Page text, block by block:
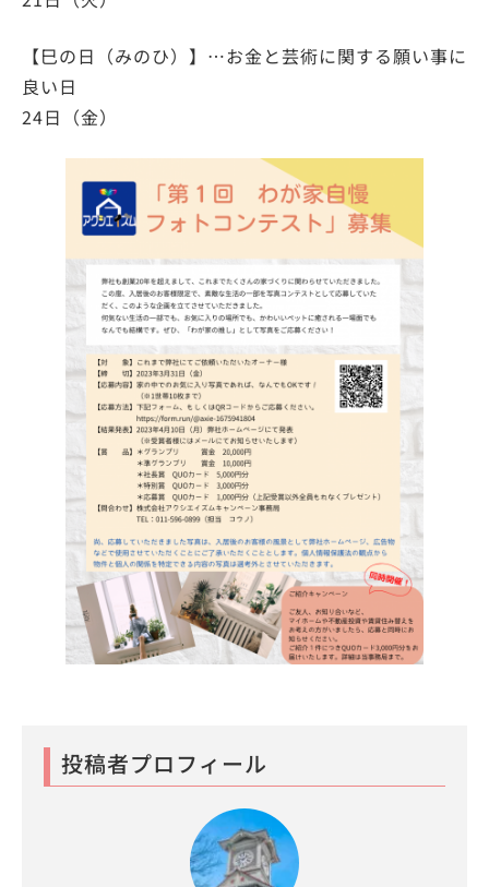
【巳の日（みのひ）】…お金と芸術に関する願い事に
良い日
24日（金）
投稿者プロフィール